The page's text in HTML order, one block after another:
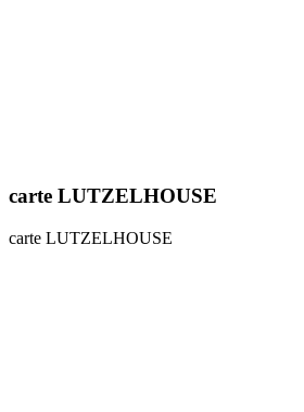
carte LUTZELHOUSE
carte LUTZELHOUSE